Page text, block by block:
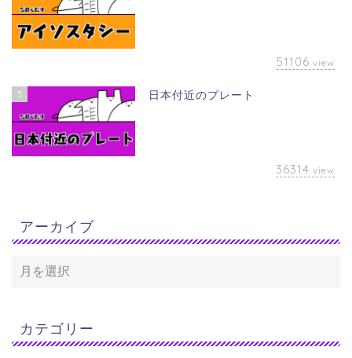
51106 view
5 日本付近のプレート
36314 view
アーカイブ
カテゴリー